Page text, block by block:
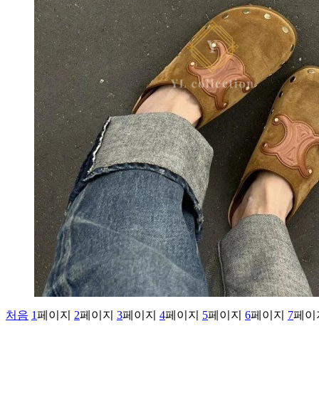
처음 1페이지 2페이지 3페이지 4페이지 5페이지 6페이지 7페이